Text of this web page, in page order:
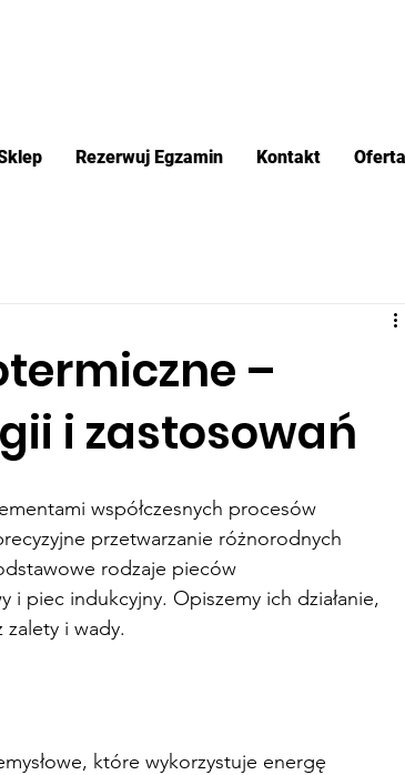
Rezerwuj Egzamin Kontakt
–
i zastosowań
współczesnych procesów
przetwarzanie różnorodnych
rodzaje pieców
piec indukcyjny. Opiszemy ich działanie,
zalety i wady.
które wykorzystuje energę